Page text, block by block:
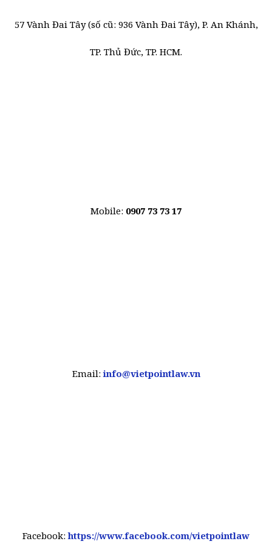
57 Vành Đai Tây (số cũ: 936 Vành Đai Tây), P. An Khánh,
TP. Thủ Đức, TP. HCM.
Mobile: 0907 73 73 17
Email:info@vietpointlaw.vn
Facebook:https://www.facebook.com/vietpointlaw